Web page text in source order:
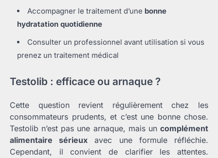
Accompagner le traitement d’une bonne
hydratation quotidienne
Consulter un professionnel avant utilisation si vous
prenez un traitement médical
Testolib : efficace ou arnaque ?
Cette question revient régulièrement chez les
consommateurs prudents, et c’est une bonne chose.
Testolib n’est pas une arnaque, mais un complément
alimentaire sérieux avec une formule réfléchie.
Cependant, il convient de clarifier les attentes.